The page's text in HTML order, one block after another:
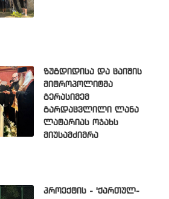
ზუგდიდისა და ცაიშის
მიტროპოლიტმა
გერასიმემ
გარდაცვლილი ლანა
ლატარიას ოჯახს
მიუსამძიმრა
პროექტის - 'ქართულ-